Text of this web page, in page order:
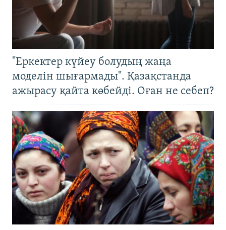
"Еркектер күйеу болудың жаңа
моделін шығармады". Қазақстанда
ажырасу қайта көбейді. Оған не себеп?